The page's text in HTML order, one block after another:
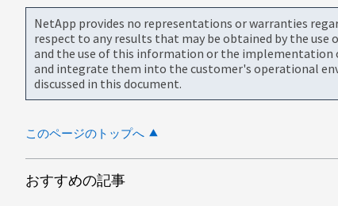
NetApp provides no representations or warranties
respect to any results that may be obtained by the
and the use of this information or the implementation
and integrate them into the customer's operational
discussed in this document.
このページのトップへ
おすすめの記事